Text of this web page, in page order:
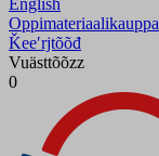
Oppimateriaalikauppa
Ǩeeʹrjtõõđ
Vuästtõõzz
0